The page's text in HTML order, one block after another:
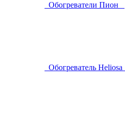
Обогреватели Пион
Обогреватель Heliosa